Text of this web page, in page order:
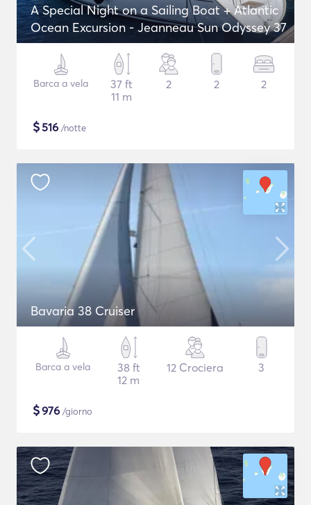
A Special Night on a Sailing Boat + Atlantic
Ocean Excursion - Jeanneau Sun Odyssey 37
Barca a vela
37 ft
11 m
2 2 2
$516 /notte
Bavaria 38 Cruiser
Barca a vela
38 ft
12 m
12 Crociera 3
$976 /giorno